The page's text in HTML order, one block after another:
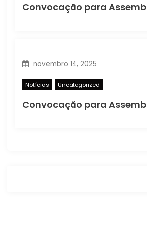
novembro 14, 2025
Notícias Uncategorized